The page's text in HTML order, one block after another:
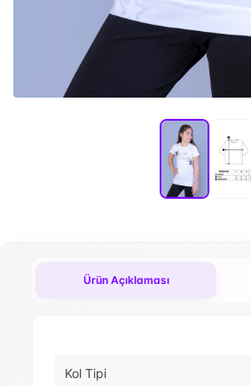
Ürün Açıklaması
Kol Tipi